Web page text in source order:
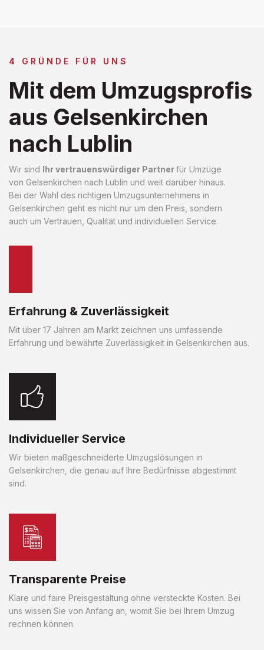
4 GRÜNDE FÜR UNS
Mit dem Umzugsprofis
aus Gelsenkirchen
nach Lublin
Wir sind Ihr vertrauenswürdiger Partnerfür Umzüge
von Gelsenkirchen nach Lublin und weit darüber hinaus.
Bei der Wahl des richtigen Umzugsunternehmens in
Gelsenkirchen geht es nicht nur um den Preis, sondern
auch um Vertrauen, Qualität und individuellen Service.
Erfahrung & Zuverlässigkeit
Mit über 17 Jahren am Markt zeichnen uns umfassende
Erfahrung und bewährte Zuverlässigkeit in Gelsenkirchen aus.
Individueller Service
Wir bieten maßgeschneiderte Umzugslösungen in
Gelsenkirchen, die genau auf Ihre Bedürfnisse abgestimmt
sind.
Transparente Preise
Klare und faire Preisgestaltung ohne versteckte Kosten. Bei
uns wissen Sie von Anfang an, womit Sie bei Ihrem Umzug
rechnen können.